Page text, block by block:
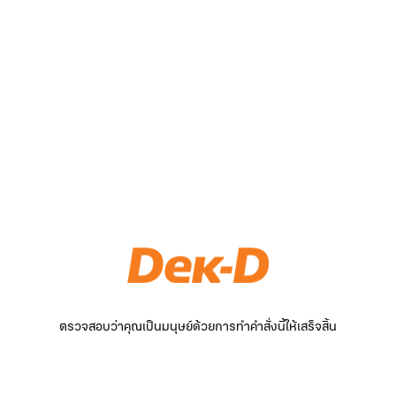
ตรวจสอบว่าคุณเป็นมนุษย์ด้วยการทำคำสั่งนี้ให้เสร็จสิ้น